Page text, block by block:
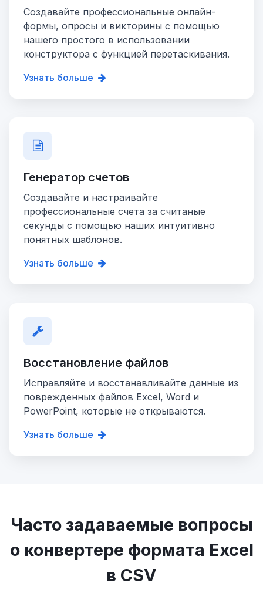
Создавайте профессиональные онлайн-
формы, опросы и викторины с помощью
нашего простого в использовании
конструктора с функцией перетаскивания.
Узнать больше
Генератор счетов
Создавайте и настраивайте
профессиональные счета за считаные
секунды с помощью наших интуитивно
понятных шаблонов.
Узнать больше
Восстановление файлов
Исправляйте и восстанавливайте данные из
поврежденных файлов Excel, Word и
PowerPoint, которые не открываются.
Узнать больше
Часто задаваемые вопросы
о конвертере формата Excel
в CSV